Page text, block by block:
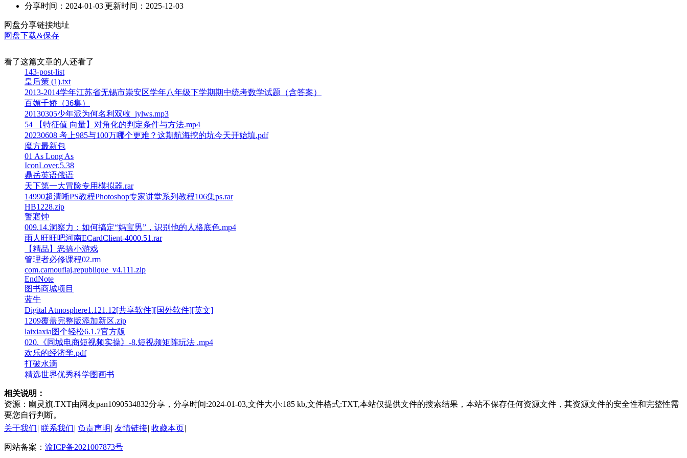
分享时间：2024-01-03|更新时间：2025-12-03
网盘分享链接地址
网盘下载&保存
看了这篇文章的人还看了
143-post-list
皇后策 (1).txt
2013-2014学年江苏省无锡市崇安区学年八年级下学期期中统考数学试题（含答案）
百媚千娇（36集）
20130305少年派为何名利双收_iylws.mp3
54 【特征值 向量】对角化的判定条件与方法.mp4
20230608 考上985与100万哪个更难？这期航海挖的坑今天开始填.pdf
魔方最新包
01 As Long As
IconLover.5.38
鼎岳英语俄语
天下第一大冒险专用模拟器.rar
14990超清晰PS教程Photoshop专家讲堂系列教程106集ps.rar
HB1228.zip
警寤钟
009.14.洞察力：如何搞定“妈宝男”，识别他的人格底色.mp4
雨人旺旺吧河南ECardClient-4000.51.rar
【精品】恶搞小游戏
管理者必修课程02.rm
com.camouflaj.republique_v4.111.zip
EndNote
图书商城项目
蓝牛
Digital Atmosphere1.121.12[共享软件][国外软件][英文]
1209覆盖完整版添加新区.zip
laixiaxia图个轻松6.1.7官方版
020.《同城电商短视频实操》-8.短视频矩阵玩法 .mp4
欢乐的经济学.pdf
打破水滴
精选世界优秀科学图画书
相关说明：
资源：幽灵旗.TXT由网友pan1090534832分享，分享时间:2024-01-03,文件大小:185 kb,文件格式:TXT,本站仅提供文件的搜索结果，本站不保存任何资源文件，其资源文件的安全性和完整性需
要您自行判断。
关于我们| 联系我们| 负责声明 | 友情链接| 收藏本页|
网站备案： 渝ICP备2021007873号